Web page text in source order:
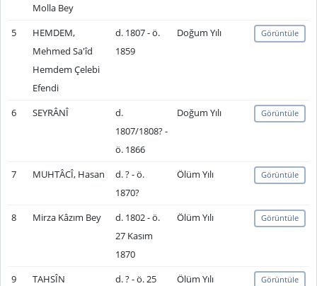
Molla Bey
5
HEMDEM,
Mehmed Sa'îd
Hemdem Çelebi
Efendi
d. 1807 - ö.
1859
Doğum Yılı Görüntüle
6 SEYRÂNÎ
d.
1807/1808? -
ö. 1866
Doğum Yılı Görüntüle
7 MUHTÂCÎ, Hasan
d. ? - ö.
1870?
Ölüm Yılı Görüntüle
8 Mirza Kâzım Bey
d. 1802 - ö.
27 Kasım
1870
Ölüm Yılı Görüntüle
9 TAHSÎN
d. ? - ö. 25
Ölüm Yılı Görüntüle